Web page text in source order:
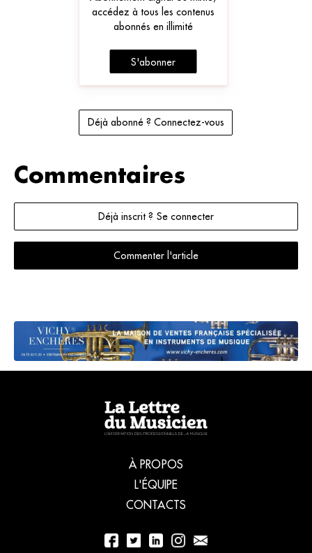
accédez à tous les contenus
abonnés en illimité
S'abonner
Déjà abonné ? Connectez-vous
Commentaires
Déjà inscrit ? Se connecter
Commenter l'article
À PROPOS
L'ÉQUIPE
CONTACTS